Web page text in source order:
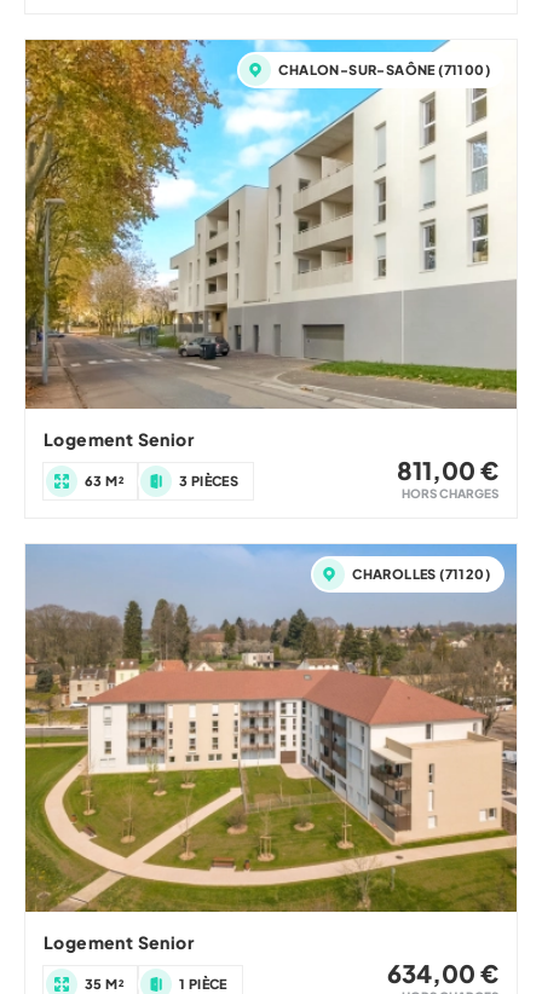
CHALON-SUR-SAÔNE (71100)
Logement Senior
63 M² 3 PIÈCES 811,00 €
HORS CHARGES
CHAROLLES (71120)
Logement Senior
35 M² 1 PIÈCE 634,00 €